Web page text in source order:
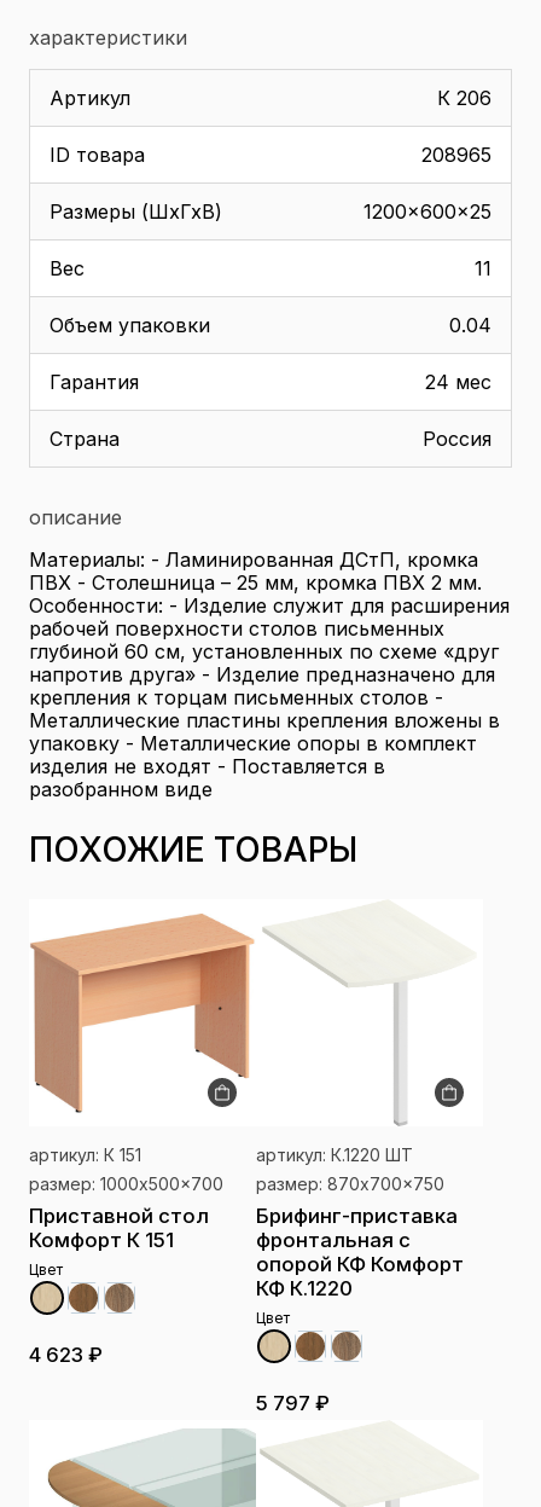
характеристики
Артикул К 206
ID товара 208965
Размеры (ШхГхВ) 1200x600x25
Вес 11
Объем упаковки 0.04
Гарантия 24 мес
Страна Россия
описание
Материалы: - Ламинированная ДСтП, кромка
ПВХ - Столешница – 25 мм, кромка ПВХ 2 мм.
Особенности: - Изделие служит для расширения
рабочей поверхности столов письменных
глубиной 60 см, установленных по схеме «друг
напротив друга» - Изделие предназначено для
крепления к торцам письменных столов -
Металлические пластины крепления вложены в
упаковку - Металлические опоры в комплект
изделия не входят - Поставляется в
разобранном виде
ПОХОЖИЕ ТОВАРЫ
артикул: К 151
размер: 1000x500x700
Приставной стол
Комфорт К 151
Цвет
4 623 ₽
артикул: К.1220 ШТ
размер: 870x700x750
Брифинг-приставка
фронтальная с
опорой КФ Комфорт
КФ К.1220
Цвет
5 797 ₽